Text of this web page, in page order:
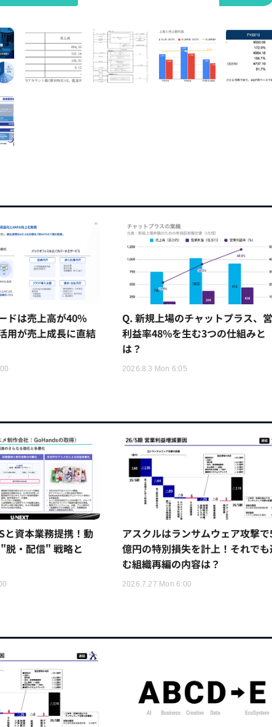
ドは売上高が40%
用が売上成長に直結
Q. 新規上場のチャットプラス、
利益率48%を生む3つの仕組みと
は？
2026.8.3 Mon 6:05
と資本業務提携！動
脱・配信" 戦略と
アスクルはランサムウェア攻撃
億円の特別損失を計上！それでも
む組織再編の内容は？
2026.7.27 Mon 6:00